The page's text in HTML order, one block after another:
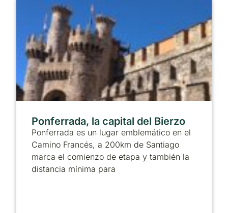
Ponferrada, la capital del Bierzo
Ponferrada es un lugar emblemático en el
Camino Francés, a 200km de Santiago
marca el comienzo de etapa y también la
distancia mínima para